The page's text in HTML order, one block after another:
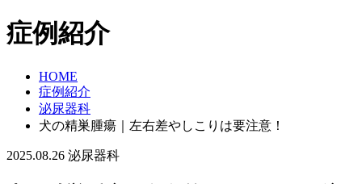
症例紹介
HOME
症例紹介
泌尿器科
犬の精巣腫瘍｜左右差やしこりは要注意！
2025.08.26 泌尿器科